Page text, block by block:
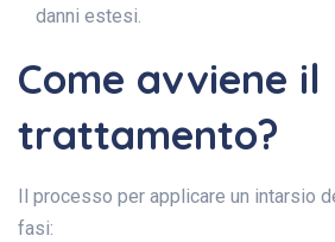
danni estesi.
Come avviene il
trattamento?
Il processo per applicare un intarsio
fasi: